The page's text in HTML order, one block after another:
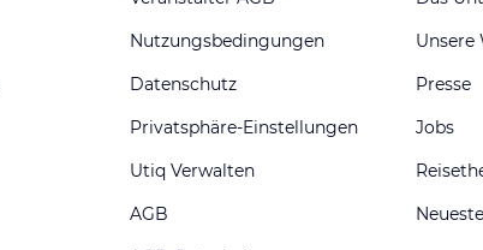
Nutzungsbedingungen
Datenschutz
Privatsphäre-Einstellungen
Utiq Verwalten
AGB
Unsere
Presse
Jobs